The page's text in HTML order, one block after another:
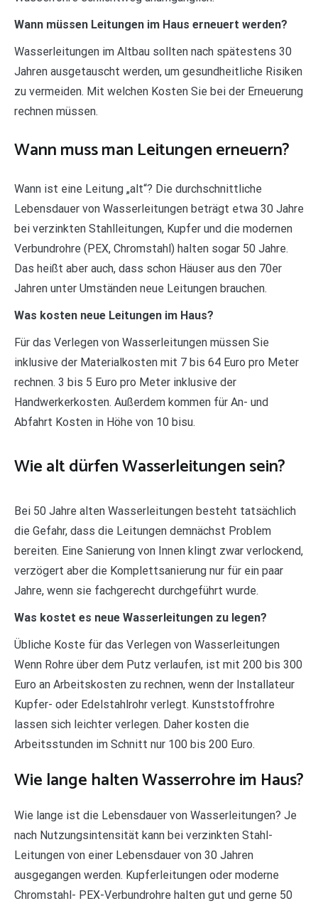
Wann müssen Leitungen im Haus erneuert werden?
Wasserleitungen im Altbau sollten nach spätestens 30
Jahren ausgetauscht werden, um gesundheitliche Risiken
zu vermeiden. Mit welchen Kosten Sie bei der Erneuerung
rechnen müssen.
Wann muss man Leitungen erneuern?
Wann ist eine Leitung „alt“? Die durchschnittliche
Lebensdauer von Wasserleitungen beträgt etwa 30 Jahre
bei verzinkten Stahlleitungen, Kupfer und die modernen
Verbundrohre (PEX, Chromstahl) halten sogar 50 Jahre.
Das heißt aber auch, dass schon Häuser aus den 70er
Jahren unter Umständen neue Leitungen brauchen.
Was kosten neue Leitungen im Haus?
Für das Verlegen von Wasserleitungen müssen Sie
inklusive der Materialkosten mit 7 bis 64 Euro pro Meter
rechnen. 3 bis 5 Euro pro Meter inklusive der
Handwerkerkosten. Außerdem kommen für An- und
Abfahrt Kosten in Höhe von 10 bisu.
Wie alt dürfen Wasserleitungen sein?
Bei 50 Jahre alten Wasserleitungen besteht tatsächlich
die Gefahr, dass die Leitungen demnächst Problem
bereiten. Eine Sanierung von Innen klingt zwar verlockend,
verzögert aber die Komplettsanierung nur für ein paar
Jahre, wenn sie fachgerecht durchgeführt wurde.
Was kostet es neue Wasserleitungen zu legen?
Übliche Koste für das Verlegen von Wasserleitungen
Wenn Rohre über dem Putz verlaufen, ist mit 200 bis 300
Euro an Arbeitskosten zu rechnen, wenn der Installateur
Kupfer- oder Edelstahlrohr verlegt. Kunststoffrohre
lassen sich leichter verlegen. Daher kosten die
Arbeitsstunden im Schnitt nur 100 bis 200 Euro.
Wie lange halten Wasserrohre im Haus?
Wie lange ist die Lebensdauer von Wasserleitungen? Je
nach Nutzungsintensität kann bei verzinkten Stahl-
Leitungen von einer Lebensdauer von 30 Jahren
ausgegangen werden. Kupferleitungen oder moderne
Chromstahl- PEX-Verbundrohre halten gut und gerne 50